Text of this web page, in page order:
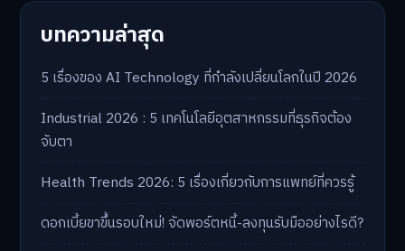
บทความล่าสุด
5 เรื่องของ AI Technology ที่กำลังเปลี่ยนโลกในปี 2026
Industrial 2026 : 5 เทคโนโลยีอุตสาหกรรมที่ธุรกิจต้อง
จับตา
Health Trends 2026: 5 เรื่องเกี่ยวกับการแพทย์ที่ควรรู้
ดอกเบี้ยขาขึ้นรอบใหม่! จัดพอร์ตหนี้-ลงทุนรับมืออย่างไรดี?